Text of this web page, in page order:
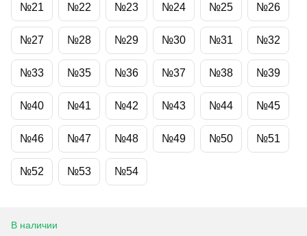
№21 №22 №23 №24 №25 №26
№27 №28 №29 №30 №31 №32
№33 №35 №36 №37 №38 №39
№40 №41 №42 №43 №44 №45
№46 №47 №48 №49 №50 №51
№52 №53 №54
В наличии